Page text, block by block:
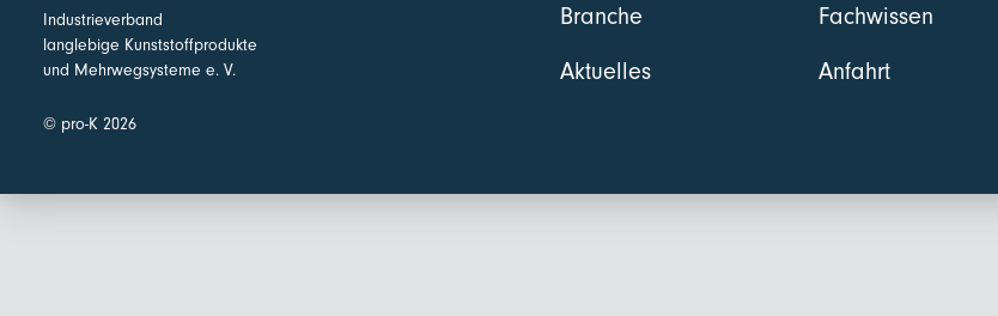
Industrieverband
langlebige Kunststoffprodukte
und Mehrwegsysteme e. V.
© pro-K 2026
Branche
Aktuelles
Fachwissen
Anfahrt